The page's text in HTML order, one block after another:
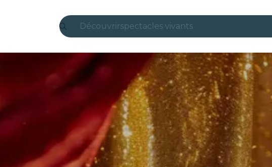
Découvrirspectacles vivants
Candlelight
Londres
expériences et villes
São Paulo
expositions